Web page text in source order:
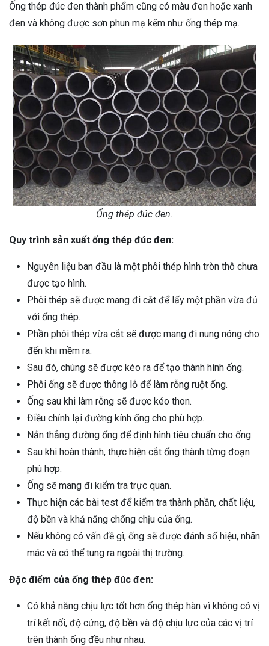
Ống thép đúc đen thành phẩm cũng có màu đen hoặc xanh
đen và không được sơn phun mạ kẽm như ống thép mạ.
Ống thép đúc đen.
Quy trình sản xuất ống thép đúc đen:
Nguyên liệu ban đầu là một phôi thép hình tròn thô chưa
được tạo hình.
Phôi thép sẽ được mang đi cắt để lấy một phần vừa đủ
với ống thép.
Phần phôi thép vừa cắt sẽ được mang đi nung nóng cho
đến khi mềm ra.
Sau đó, chúng sẽ được kéo ra để tạo thành hình ống.
Phôi ống sẽ được thông lỗ để làm rỗng ruột ống.
Ống sau khi làm rỗng sẽ được kéo thon.
Điều chỉnh lại đường kính ống cho phù hợp.
Nắn thẳng đường ống để định hình tiêu chuẩn cho ống.
Sau khi hoàn thành, thực hiện cắt ống thành từng đoạn
phù hợp.
Ống sẽ mang đi kiểm tra trực quan.
Thực hiện các bài test để kiểm tra thành phần, chất liệu,
độ bền và khả năng chống chịu của ống.
Nếu không có vấn đề gì, ống sẽ được đánh số hiệu, nhãn
mác và có thể tung ra ngoài thị trường.
Đặc điểm của ống thép đúc đen:
Có khả năng chịu lực tốt hơn ống thép hàn vì không có vị
trí kết nối, độ cứng, độ bền và độ chịu lực của các vị trí
trên thành ống đều như nhau.